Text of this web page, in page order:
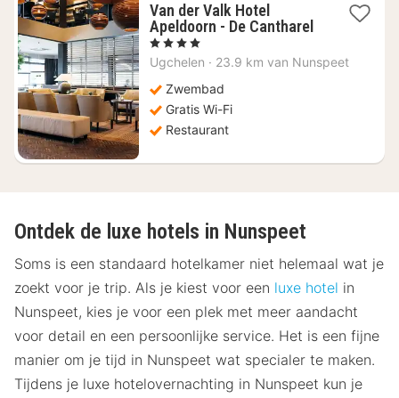
Van der Valk Hotel
Apeldoorn - De Cantharel1
vanaf
, 4 Sterren
Ugchelen · 23.9 km van Nunspeet
Zwembad
Gratis Wi-Fi
Restaurant
Ontdek de luxe hotels in Nunspeet
Soms is een standaard hotelkamer niet helemaal wat je
zoekt voor je trip. Als je kiest voor een luxe hotel in
Nunspeet, kies je voor een plek met meer aandacht
voor detail en een persoonlijke service. Het is een fijne
manier om je tijd in Nunspeet wat specialer te maken.
Tijdens je luxe hotelovernachting in Nunspeet kun je